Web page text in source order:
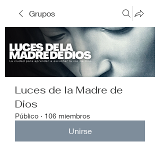
Grupos
Luces de la Madre de
Dios
Público · 106 miembros
Unirse